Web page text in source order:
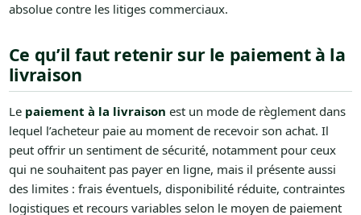
absolue contre les litiges commerciaux.
Ce qu’il faut retenir sur le paiement à la
livraison
Le paiement à la livraison est un mode de règlement dans
lequel l’acheteur paie au moment de recevoir son achat. Il
peut offrir un sentiment de sécurité, notamment pour ceux
qui ne souhaitent pas payer en ligne, mais il présente aussi
des limites : frais éventuels, disponibilité réduite, contraintes
logistiques et recours variables selon le moyen de paiement